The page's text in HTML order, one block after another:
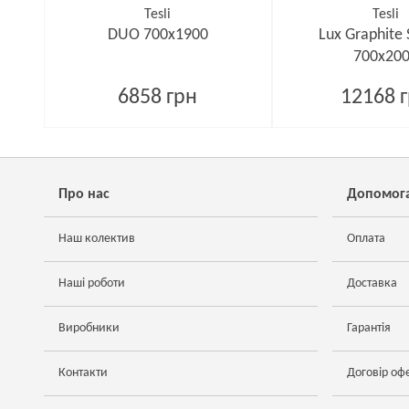
Tesli
DUO 700х1900
6858 грн
Tesli
Lux Graphite
12168
Про нас
Наш колектив
Наші роботи
Виробники
Контакти
Оплата
Доставка
Гарантія
Договір